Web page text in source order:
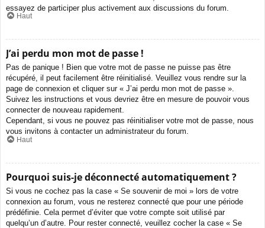
essayez de participer plus activement aux discussions du forum.
Haut
J’ai perdu mon mot de passe !
Pas de panique ! Bien que votre mot de passe ne puisse pas être
récupéré, il peut facilement être réinitialisé. Veuillez vous rendre sur la
page de connexion et cliquer sur « J’ai perdu mon mot de passe ».
Suivez les instructions et vous devriez être en mesure de pouvoir vous
connecter de nouveau rapidement.
Cependant, si vous ne pouvez pas réinitialiser votre mot de passe, nous
vous invitons à contacter un administrateur du forum.
Haut
Pourquoi suis-je déconnecté automatiquement ?
Si vous ne cochez pas la case « Se souvenir de moi » lors de votre
connexion au forum, vous ne resterez connecté que pour une période
prédéfinie. Cela permet d’éviter que votre compte soit utilisé par
quelqu’un d’autre. Pour rester connecté, veuillez cocher la case « Se